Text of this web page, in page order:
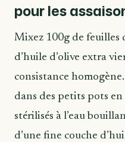
pour les
Mixez 100g de feuilles
d’huile d’olive extra
consistance
dans des petits pots
stérilisés à l’eau
d’une fine couche